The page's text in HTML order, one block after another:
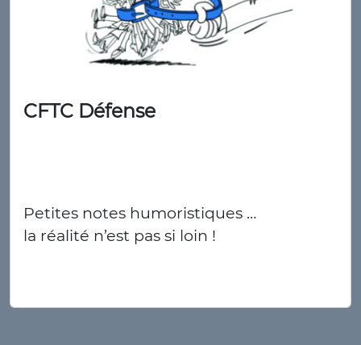
CFTC Défense
Petites notes humoristiques …
la réalité n’est pas si loin !